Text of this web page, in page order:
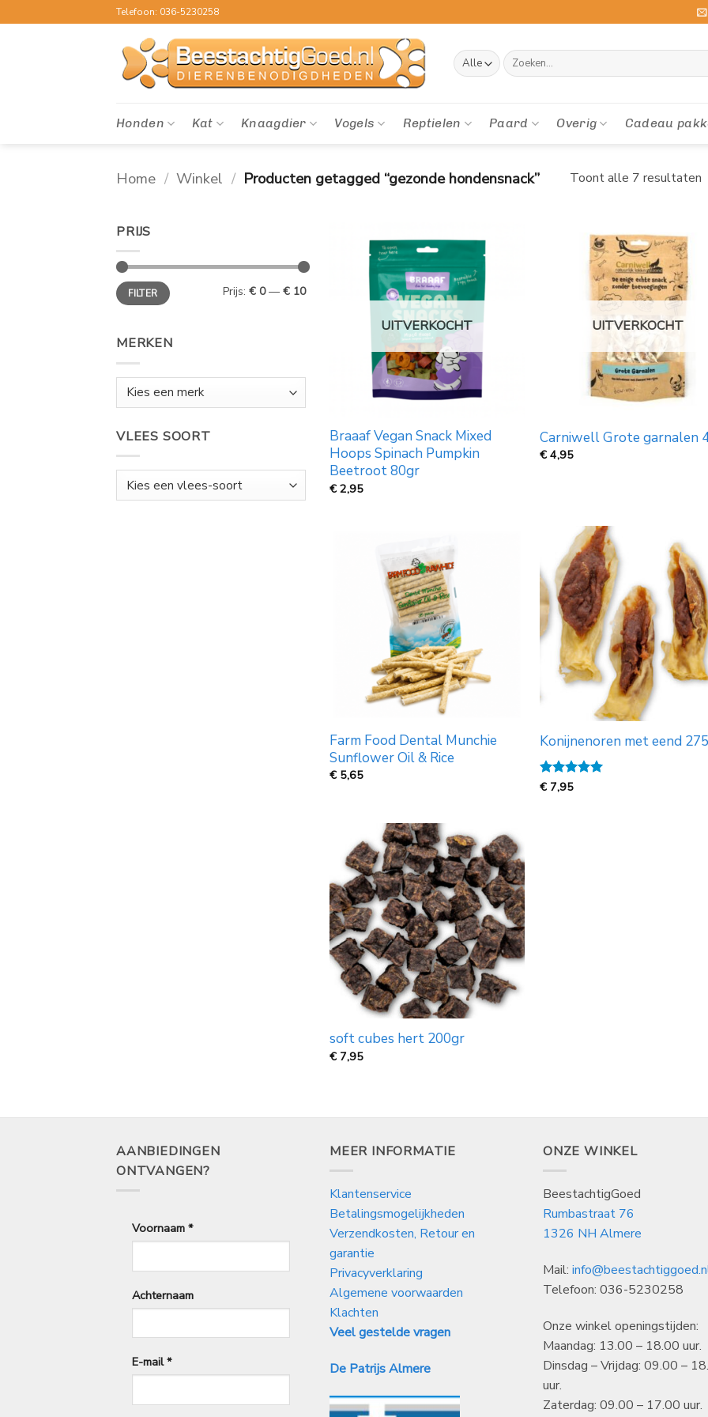
naar
Telefoon: 036-5230258
Zoeken
naar:
Honden Kat Knaagdier Vogels Reptielen Paard Overig Cadeau
Home / Winkel / Producten getagged “gezonde hondensnack” Toont alle 7 resultaten
PRIJS
Min.
prijs
Max.
prijsFILTER Prijs: € 0— € 10
MERKEN
VLEES SOORT
UITVERKOCHT
Braaaf Vegan Snack Mixed
Hoops Spinach Pumpkin
Beetroot 80gr
€ 2,95
UITVERKOCHT
Carniwell Grote garnalen
€4,95
Farm Food Dental Munchie
Sunflower Oil & Rice
€ 5,65
Konijnenoren met eend
Gewaardeerd
€ 7,95
soft cubes hert 200gr
€ 7,95
AANBIEDINGEN
ONTVANGEN?
Voornaam *
Achternaam
E-mail*
MEER INFORMATIE
Klantenservice
Betalingsmogelijkheden
Verzendkosten, Retour en
garantie
Privacyverklaring
Algemene voorwaarden
Klachten
Veel gestelde vragen
De Patrijs Almere
ONZE WINKEL
BeestachtigGoed
Rumbastraat 76
1326 NH Almere
Mail:
Telefoon: 036-5230258
Onze winkel openingstijden:
Maandag: 13.00 – 18.00 uur.
Dinsdag – Vrijdag: 09.00 –
uur.
Zaterdag: 09.00 – 17.00 uur.